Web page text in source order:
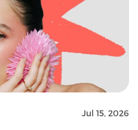
Jul 15, 2026